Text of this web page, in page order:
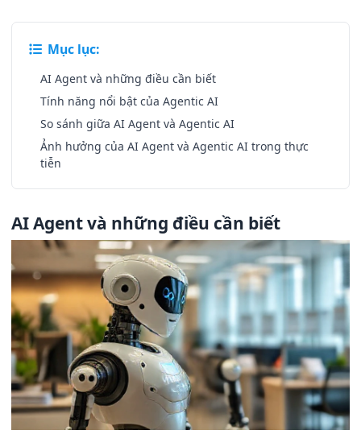
Mục lục:
AI Agent và những điều cần biết
Tính năng nổi bật của Agentic AI
So sánh giữa AI Agent và Agentic AI
Ảnh hưởng của AI Agent và Agentic AI trong thực
tiễn
AI Agent và những điều cần biết